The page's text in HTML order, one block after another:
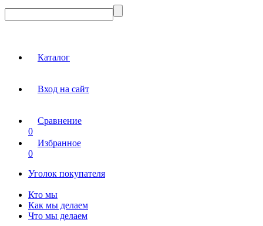
Каталог
Вход на сайт
Сравнение
0
Избранное
0
Уголок покупателя
Кто мы
Как мы делаем
Что мы делаем